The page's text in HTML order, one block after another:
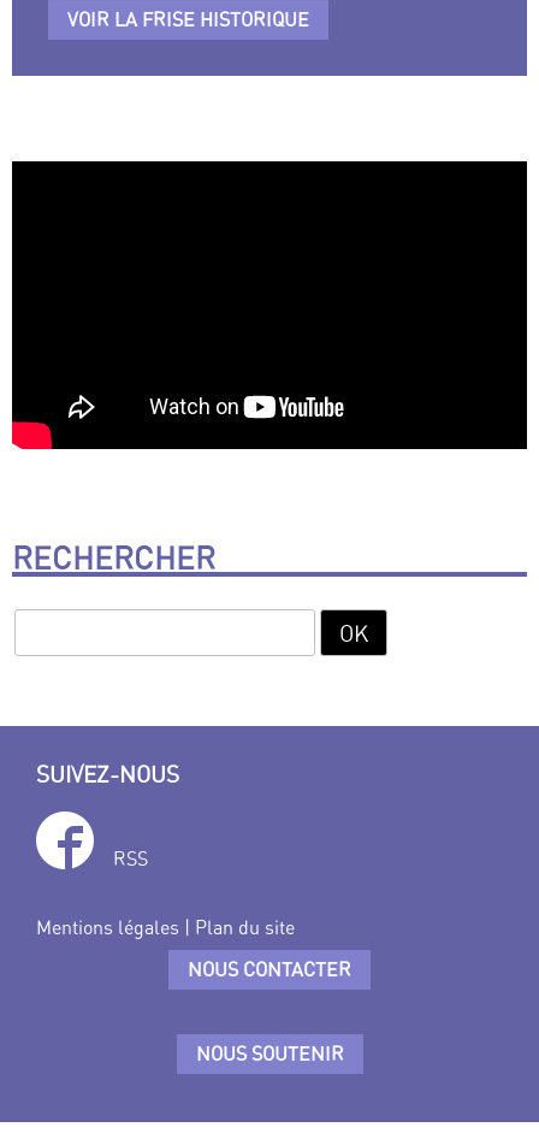
VOIR LA FRISE HISTORIQUE
RECHERCHER
SUIVEZ-NOUS
RSS
Mentions légales | Plan du site
NOUS CONTACTER
NOUS SOUTENIR